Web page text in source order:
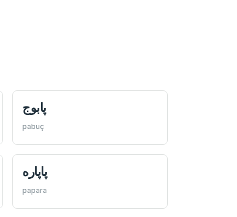
پابوج
pabuç
پاپاره
papara